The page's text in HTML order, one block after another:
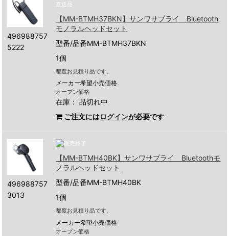
496988757
5222
【MM-BTMH37BKN】サンワサプライ Bluetooth
モノラルヘッドセット
型番/品番MM-BTMH37BKN
1個
都度お見積り品です。
メーカー希望小売価格
オープン価格
在庫：品切れ中
ご注文にはログインが必要です
496988757
3013
【MM-BTMH40BK】サンワサプライ Bluetoothモ
ノラルヘッドセット
型番/品番MM-BTMH40BK
1個
都度お見積り品です。
メーカー希望小売価格
オープン価格